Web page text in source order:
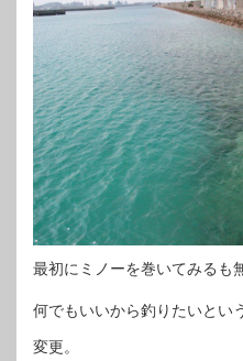
最初にミノーを巻いてみるも
何でもいいから釣りたいとい
変更。